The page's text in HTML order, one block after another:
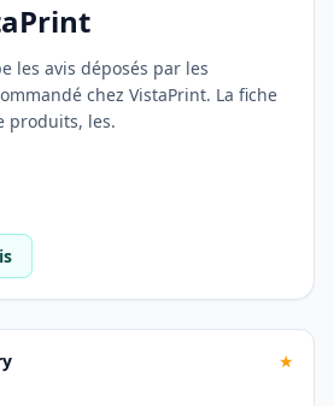
les avis déposés par les
chez VistaPrint. La fiche
produits, les.
★